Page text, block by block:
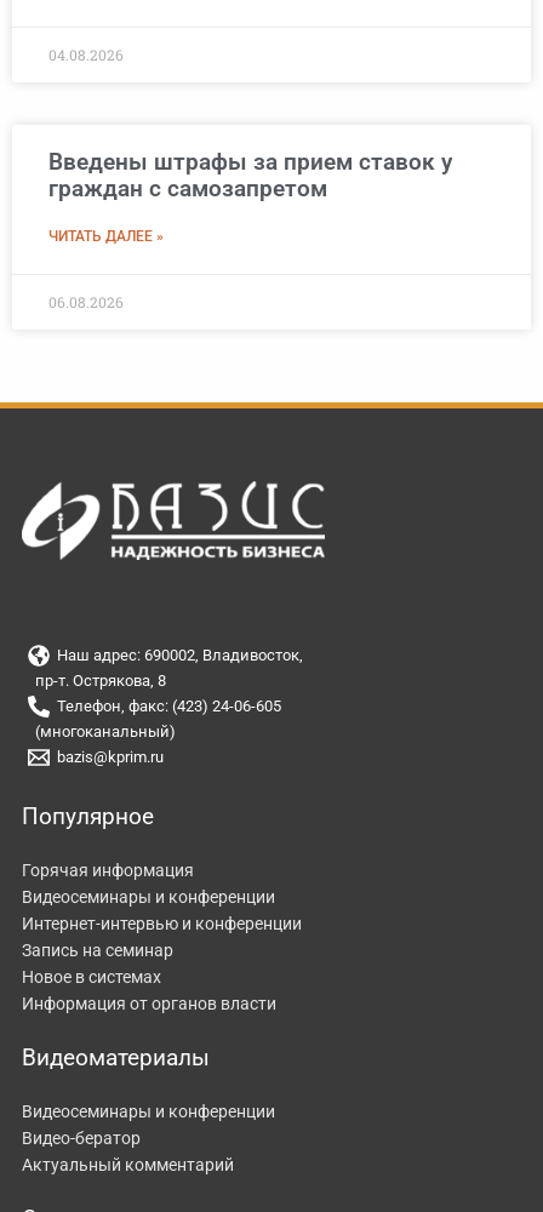
04.08.2026
Введены штрафы за прием ставок у
граждан с самозапретом
ЧИТАТЬ ДАЛЕЕ »
06.08.2026
Наш адрес: 690002, Владивосток,
пр-т. Острякова, 8
Телефон, факс: (423) 24-06-605
(многоканальный)
bazis@kprim.ru
Популярное
Горячая информация
Видеосеминары и конференции
Интернет-интервью и конференции
Запись на семинар
Новое в системах
Информация от органов власти
Видеоматериалы
Видеосеминары и конференции
Видео-бератор
Актуальный комментарий